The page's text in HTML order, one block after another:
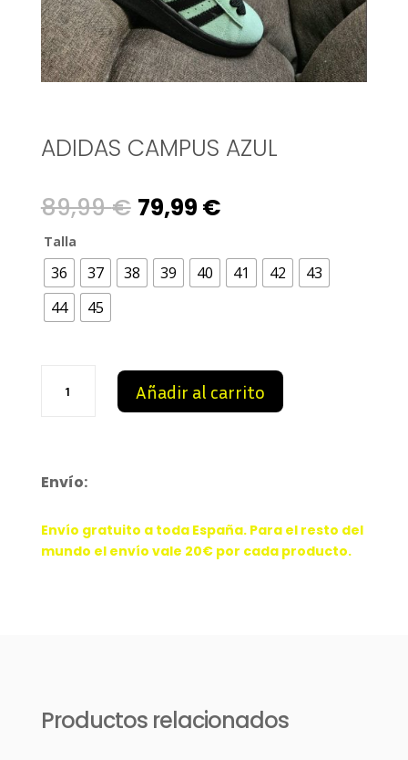
ADIDAS CAMPUS AZUL
89,99€ Original
was:
79,99 €Current
is:
Talla
36 37 38 39 40 41 42
43
44
45
Campus
Añadir al carrito
Envío:
Envío gratuito a toda España. Para el resto del
mundo el envío vale 20€ por cada producto.
Productos relacionados